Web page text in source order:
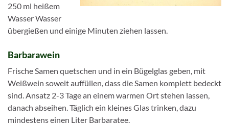
250 ml heißem
Wasser Wasser
übergießen und einige Minuten ziehen lassen.
Barbarawein
Frische Samen quetschen und in ein Bügelglas geben, mit
Weißwein soweit auffüllen, dass die Samen komplett bedeckt
sind. Ansatz 2-3 Tage an einem warmen Ort stehen lassen,
danach abseihen. Täglich ein kleines Glas trinken, dazu
mindestens einen Liter Barbaratee.